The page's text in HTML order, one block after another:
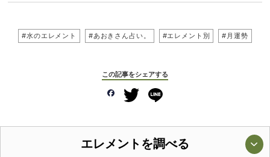
#水のエレメント #あおきさん占い。 #エレメント別 #月運勢
この記事をシェアする
エレメントを調べる